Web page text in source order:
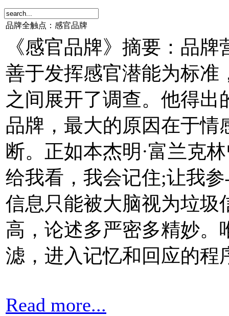
品牌全触点：感官品牌
《感官品牌》摘要：品
善于发挥感官潜能为标准
之间展开了调查。他得
品牌，最大的原因在于
断。正如本杰明·富兰克
给我看，我会记住;让我
信息只能被大脑视为垃圾
高，论述多严密多精妙。
滤，进入记忆和回应的程
Read more...